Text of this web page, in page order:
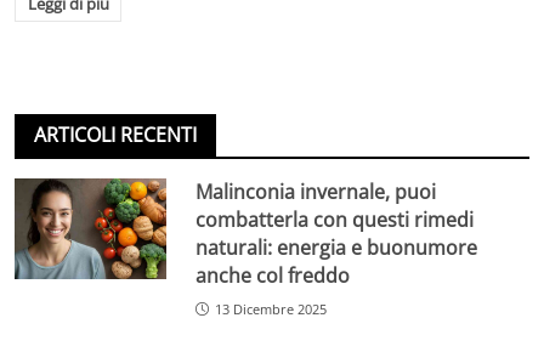
ARTICOLI RECENTI
Malinconia invernale, puoi
combatterla con questi rimedi
naturali: energia e buonumore
anche col freddo
13 Dicembre 2025